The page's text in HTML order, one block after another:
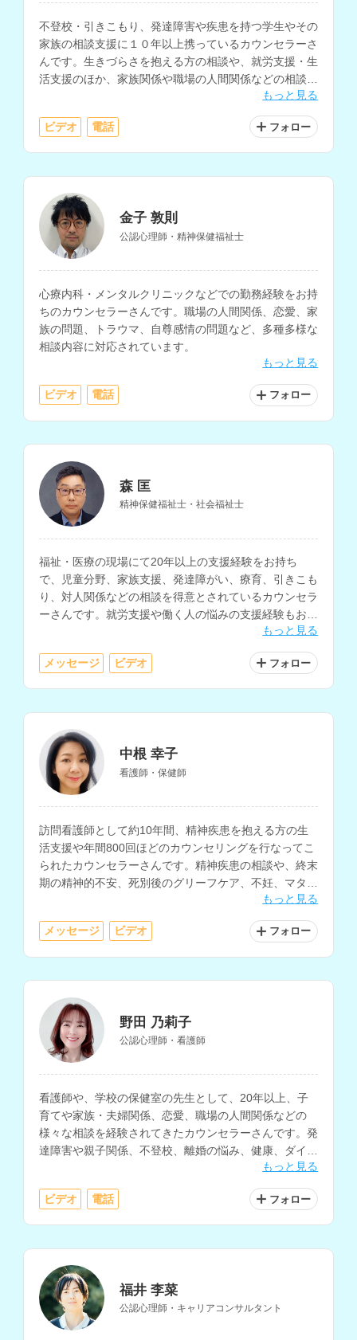
不登校・引きこもり、発達障害や疾患を持つ学生やその
家族の相談支援に１０年以上携っているカウンセラーさ
んです。生きづらさを抱える方の相談や、就労支援・生
活支援のほか、家族関係や職場の人間関係などの相談も
もっと見る
ビデオ 電話 フォロー
金子 敦則
公認心理師・精神保健福祉士
心療内科・メンタルクリニックなどでの勤務経験をお持
ちのカウンセラーさんです。職場の人間関係、恋愛、家
族の問題、トラウマ、自尊感情の問題など、多種多様な
相談内容に対応されています。
もっと見る
ビデオ 電話 フォロー
森 匡
精神保健福祉士・社会福祉士
福祉・医療の現場にて20年以上の支援経験をお持ち
で、児童分野、家族支援、発達障がい、療育、引きこも
り、対人関係などの相談を得意とされているカウンセラ
ーさんです。就労支援や働く人の悩みの支援経験もお持
ちで、認知行動療法や認知科学の知見をベースとしたア
もっと見る
メッセージ ビデオ フォロー
中根 幸子
看護師・保健師
訪問看護師として約10年間、精神疾患を抱える方の生
活支援や年間800回ほどのカウンセリングを行なってこ
られたカウンセラーさんです。精神疾患の相談や、終末
期の精神的不安、死別後のグリーフケア、不妊、マタニ
ティ、不登校、子育ての相談も得意とされています。
もっと見る
メッセージ ビデオ フォロー
野田 乃莉子
公認心理師・看護師
看護師や、学校の保健室の先生として、20年以上、子
育てや家族・夫婦関係、恋愛、職場の人間関係などの
様々な相談を経験されてきたカウンセラーさんです。発
達障害や親子関係、不登校、離婚の悩み、健康、ダイエ
もっと見る
ビデオ 電話 フォロー
福井 李菜
公認心理師・キャリアコンサルタント